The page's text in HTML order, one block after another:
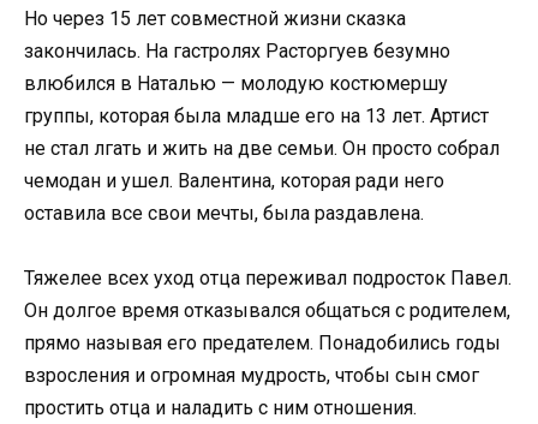
Но через 15 лет совместной жизни сказка
закончилась. На гастролях Расторгуев безумно
влюбился в Наталью — молодую костюмершу
группы, которая была младше его на 13 лет. Артист
не стал лгать и жить на две семьи. Он просто собрал
чемодан и ушел. Валентина, которая ради него
оставила все свои мечты, была раздавлена.
Тяжелее всех уход отца переживал подросток Павел.
Он долгое время отказывался общаться с родителем,
прямо называя его предателем. Понадобились годы
взросления и огромная мудрость, чтобы сын смог
простить отца и наладить с ним отношения.